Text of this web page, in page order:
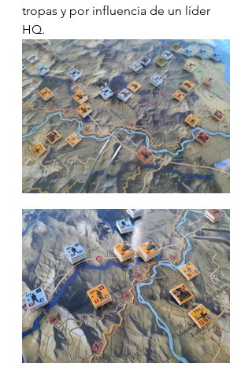
tropas y por influencia de un líder
HQ.